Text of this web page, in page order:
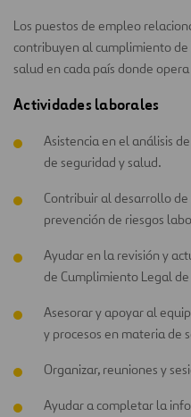
Los puestos de empleo
contribuyen al cumplimiento
salud en cada país donde
Actividades laborales
Asistencia en el análisis
de seguridad y salud.
Contribuir al desarrollo
prevención de riesgos
Ayudar en la revisión y
de Cumplimiento Legal
Asesorar y apoyar al
y procesos en materia de
Organizar, reuniones y
Ayudar a completar la